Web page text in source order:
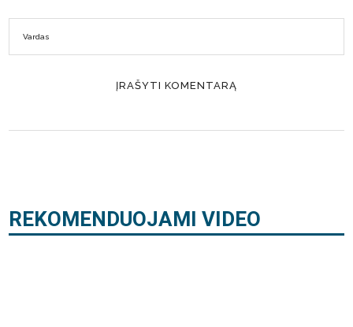
REKOMENDUOJAMI VIDEO